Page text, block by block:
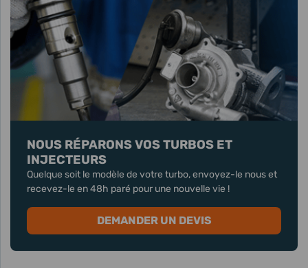
NOUS RÉPARONS VOS TURBOS ET
INJECTEURS
Quelque soit le modèle de votre turbo, envoyez-le nous et
recevez-le en 48h paré pour une nouvelle vie !
DEMANDER UN DEVIS